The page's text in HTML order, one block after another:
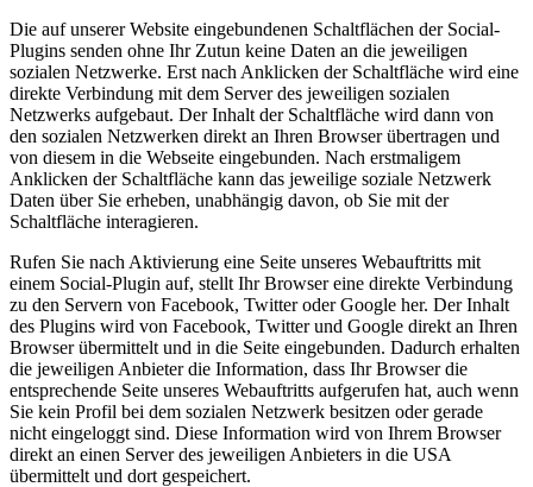
Die auf unserer Website eingebundenen Schaltflächen der Social-
Plugins senden ohne Ihr Zutun keine Daten an die jeweiligen
sozialen Netzwerke. Erst nach Anklicken der Schaltfläche wird eine
direkte Verbindung mit dem Server des jeweiligen sozialen
Netzwerks aufgebaut. Der Inhalt der Schaltfläche wird dann von
den sozialen Netzwerken direkt an Ihren Browser übertragen und
von diesem in die Webseite eingebunden. Nach erstmaligem
Anklicken der Schaltfläche kann das jeweilige soziale Netzwerk
Daten über Sie erheben, unabhängig davon, ob Sie mit der
Schaltfläche interagieren.
Rufen Sie nach Aktivierung eine Seite unseres Webauftritts mit
einem Social-Plugin auf, stellt Ihr Browser eine direkte Verbindung
zu den Servern von Facebook, Twitter oder Google her. Der Inhalt
des Plugins wird von Facebook, Twitter und Google direkt an Ihren
Browser übermittelt und in die Seite eingebunden. Dadurch erhalten
die jeweiligen Anbieter die Information, dass Ihr Browser die
entsprechende Seite unseres Webauftritts aufgerufen hat, auch wenn
Sie kein Profil bei dem sozialen Netzwerk besitzen oder gerade
nicht eingeloggt sind. Diese Information wird von Ihrem Browser
direkt an einen Server des jeweiligen Anbieters in die USA
übermittelt und dort gespeichert.